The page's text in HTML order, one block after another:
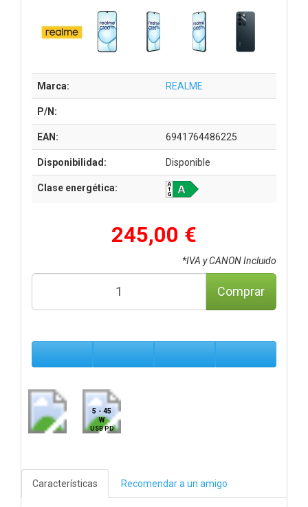
Marca: REALME
P/N:
EAN: 6941764486225
Disponibilidad: Disponible
Clase energética:
245,00 €
*IVA y CANON Incluido
Comprar
5 - 45
W
USB PD
Características Recomendar a un amigo